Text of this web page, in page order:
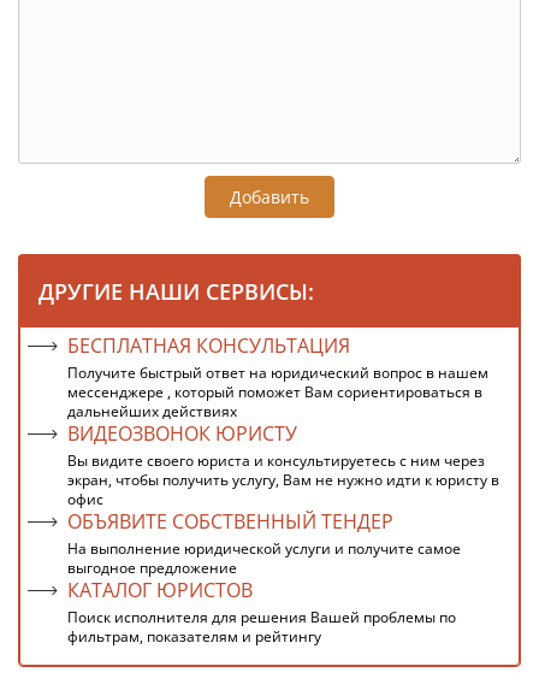
Добавить
ДРУГИЕ НАШИ СЕРВИСЫ:
БЕСПЛАТНАЯ КОНСУЛЬТАЦИЯ
Получите быстрый ответ на юридический вопрос в нашем
мессенджере , который поможет Вам сориентироваться в
дальнейших действиях
ВИДЕОЗВОНОК ЮРИСТУ
Вы видите своего юриста и консультируетесь с ним через
экран, чтобы получить услугу, Вам не нужно идти к юристу в
офис
ОБЪЯВИТЕ СОБСТВЕННЫЙ ТЕНДЕР
На выполнение юридической услуги и получите самое
выгодное предложение
КАТАЛОГ ЮРИСТОВ
Поиск исполнителя для решения Вашей проблемы по
фильтрам, показателям и рейтингу